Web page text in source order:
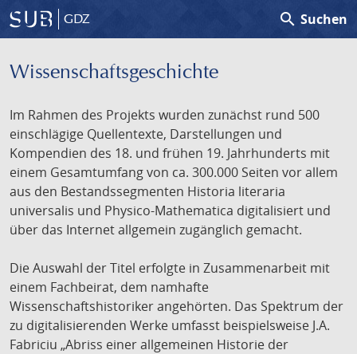
GDZ search Suchen
Wissenschafts­geschichte
Im Rahmen des Projekts wurden zunächst rund 500
einschlägige Quellentexte, Darstellungen und
Kompendien des 18. und frühen 19. Jahrhunderts mit
einem Gesamtumfang von ca. 300.000 Seiten vor allem
aus den Bestandssegmenten Historia literaria
universalis und Physico-Mathematica digitalisiert und
über das Internet allgemein zugänglich gemacht.
Die Auswahl der Titel erfolgte in Zusammenarbeit mit
einem Fachbeirat, dem namhafte
Wissenschaftshistoriker angehörten. Das Spektrum der
zu digitalisierenden Werke umfasst beispielsweise J.A.
Fabriciu „Abriss einer allgemeinen Historie der